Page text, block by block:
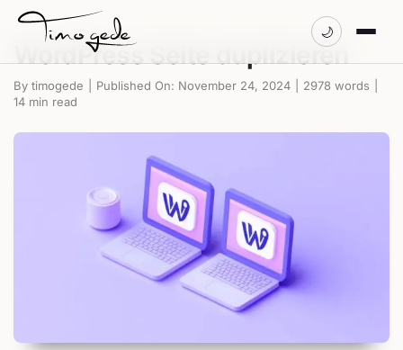
Zum
WordPress Seite duplizieren
By timogede Published On: November 24, 2024 2978 words
14 min read
🌙